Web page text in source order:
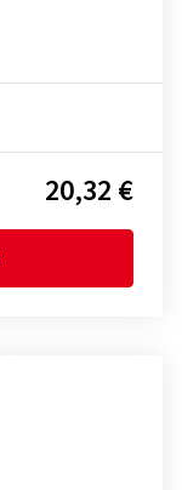
20,32 €